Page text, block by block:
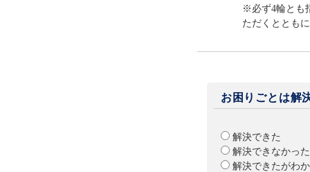
※必ず4輪とも
ただくととも
お困りごとは解
解決できた
解決できなかった
解決できたがわ